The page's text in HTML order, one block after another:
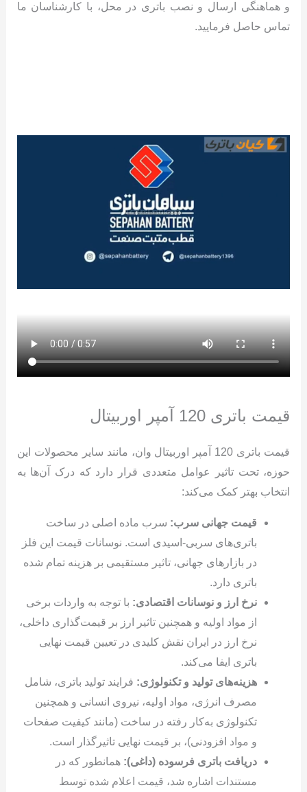
و هماهنگی ارسال و نصب باتری در محل، با کارشناسان ما
تماس حاصل فرمایید.
قیمت باتری 120 آمپر اوربیتال
قیمت باتری 120 آمپر اوربیتال وان، مانند سایر محصولات این
حوزه، تحت تاثیر عوامل متعددی قرار دارد که درک آن‌ها به
انتخاب بهتر کمک می‌کند:
قیمت جهانی سرب: سرب ماده اصلی در ساخت
باتری‌های سربی-اسیدی است. نوسانات قیمت این فلز
در بازارهای جهانی، تاثیر مستقیمی بر هزینه تمام شده
باتری دارد.
نرخ ارز و نوسانات اقتصادی: با توجه به واردات برخی
از مواد اولیه و همچنین تاثیر ارز بر قیمت‌گذاری داخلی،
نرخ ارز در ایران نقش کلیدی در تعیین قیمت نهایی
باتری ایفا می‌کند.
هزینه‌های تولید و تکنولوژی: فرایند تولید باتری، شامل
مصرف انرژی، مواد اولیه، نیروی انسانی و همچنین
تکنولوژی به‌کار رفته در ساخت (مانند کیفیت صفحات
و مواد افزودنی)، بر قیمت نهایی تاثیرگذار است.
دریافت باتری فرسوده (داغی): همانطور که در
مستندات اشاره شد، قیمت اعلام شده توسط